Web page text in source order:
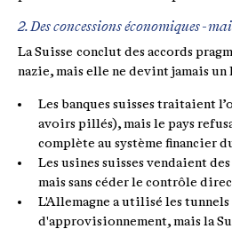
2. Des concessions économiques -
La Suisse conclut des accords
nazie, mais elle ne devint jamais
Les banques suisses traitaient
avoirs pillés), mais le pays
complète au système financier
Les usines suisses vendaient
mais sans céder le contrôle
L'Allemagne a utilisé les tunnels
d'approvisionnement, mais la